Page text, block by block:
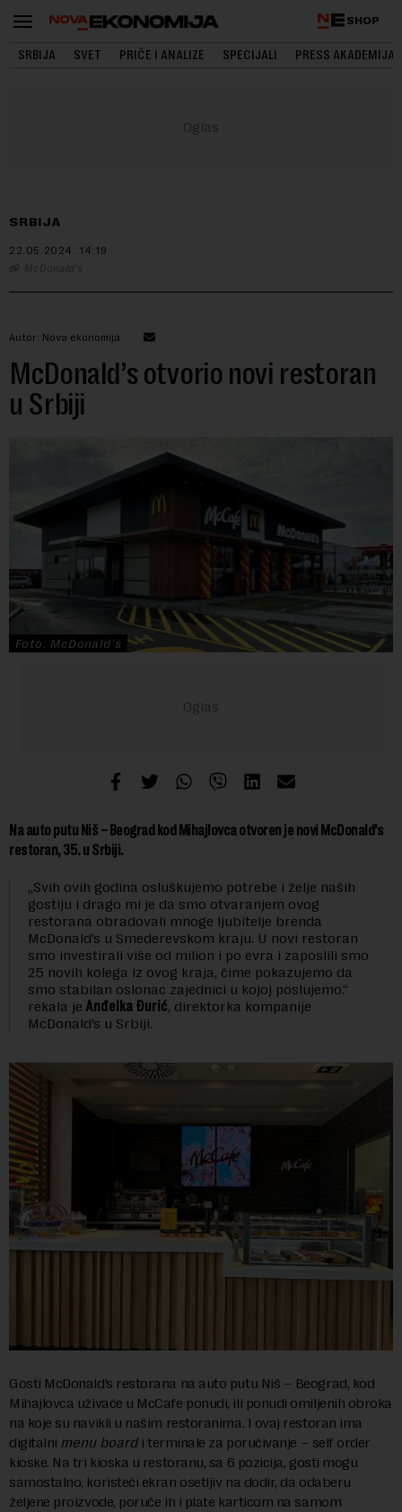
SHOP
SRBIJA SVET PRIČE I ANALIZE SPECIJALI PRESS AKADEMIJA
SRBIJA
22.05.2024. 14:19
McDonald’s
Autor: Nova ekonomija
McDonald’s otvorio novi restoran
u Srbiji
Foto: McDonald’s
Na auto putu Niš – Beograd kod Mihajlovca otvoren je novi McDonald’s
restoran, 35. u Srbiji.
„Svih ovih godina osluškujemo potrebe i želje naših
gostiju i drago mi je da smo otvaranjem ovog
restorana obradovali mnoge ljubitelje brenda
McDonald’s u Smederevskom kraju. U novi restoran
smo investirali više od milion i po evra i zaposlili smo
25 novih kolega iz ovog kraja, čime pokazujemo da
smo stabilan oslonac zajednici u kojoj poslujemo.“
rekala je Anđelka Đurić, direktorka kompanije
McDonald’s u Srbiji.
Gosti McDonald’s restorana na auto putu Niš – Beograd, kod
Mihajlovca uživaće u McCafe ponudi, ili ponudi omiljenih obroka
na koje su navikli u našim restoranima. I ovaj restoran ima
digitalni menu boardi terminale za poručivanje – self order
kioske. Na tri kioska u restoranu, sa 6 pozicija, gosti mogu
samostalno, koristeći ekran osetljiv na dodir, da odaberu
željene proizvode, poruče ih i plate karticom na samom